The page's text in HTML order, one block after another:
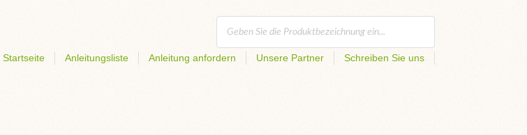
Startseite Anleitungsliste Anleitung anfordern Unsere Partner Schreiben Sie uns